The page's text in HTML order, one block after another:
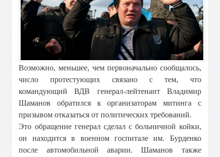
Возможно, меньшее, чем первоначально сообщалось,
число протестующих связано с тем, что
командующий ВДВ генерал-лейтенант Владимир
Шаманов обратился к организаторам митинга с
призывом отказаться от политических требований.
Это обращение генерал сделал с больничной койки,
он находится в военном госпитале им. Бурденко
после автомобильной аварии. Шаманов также